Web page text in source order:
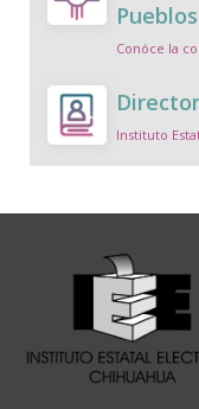
Conóce la
Instituto